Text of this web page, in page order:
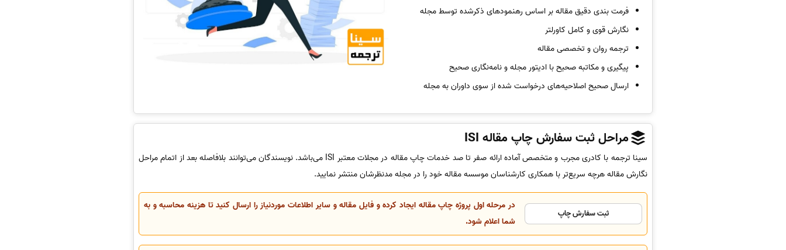
فرمت بندی دقیق مقاله بر اساس رهنمودهای ذکرشده توسط مجله
نگارش قوی و کامل کاورلتر
ترجمه روان و تخصصی مقاله
پیگیری و مکاتبه صحیح با ادیتور مجله و نامه‌نگاری صحیح
ارسال صحیح اصلاحیه‌های درخواست شده از سوی داوران به مجله
مراحل ثبت سفارش چاپ مقاله ISI
سینا ترجمه با کادری مجرب و متخصص آماده ارائه صفر تا صد خدمات چاپ مقاله در مجلات معتبر ISI می‌باشد. نویسندگان می‌توانند بلافاصله بعد از اتمام مراحل
نگارش مقاله هرچه سریع‌تر با همکاری کارشناسان موسسه مقاله خود را در مجله مدنظرشان منتشر نمایید.
ثبت سفارش چاپ
در مرحله اول پروژه چاپ مقاله ایجاد کرده و فایل مقاله و سایر اطلاعات موردنیاز را ارسال کنید تا هزینه محاسبه و به
شما اعلام شود.